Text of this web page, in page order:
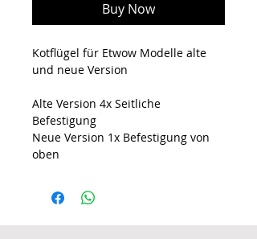
Buy Now
Kotflügel für Etwow Modelle alte
und neue Version
Alte Version 4x Seitliche
Befestigung
Neue Version 1x Befestigung von
oben